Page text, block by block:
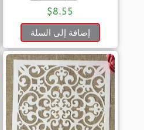
$8.55
إضافة إلى السلة